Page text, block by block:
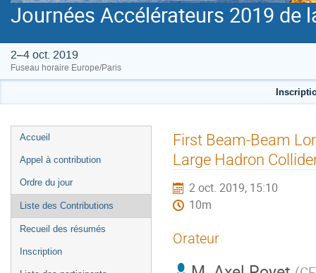
Journées Accélérateurs 2019 de
2–4 oct. 2019
Fuseau horaire Europe/Paris
Menu
de
Accueil
Appel à contribution
Ordre du jour
Liste des Contributions
Recueil des résumés
Inscription
First Beam-Beam
Large Hadron
2 oct. 2019, 15:10
10m
Orateur